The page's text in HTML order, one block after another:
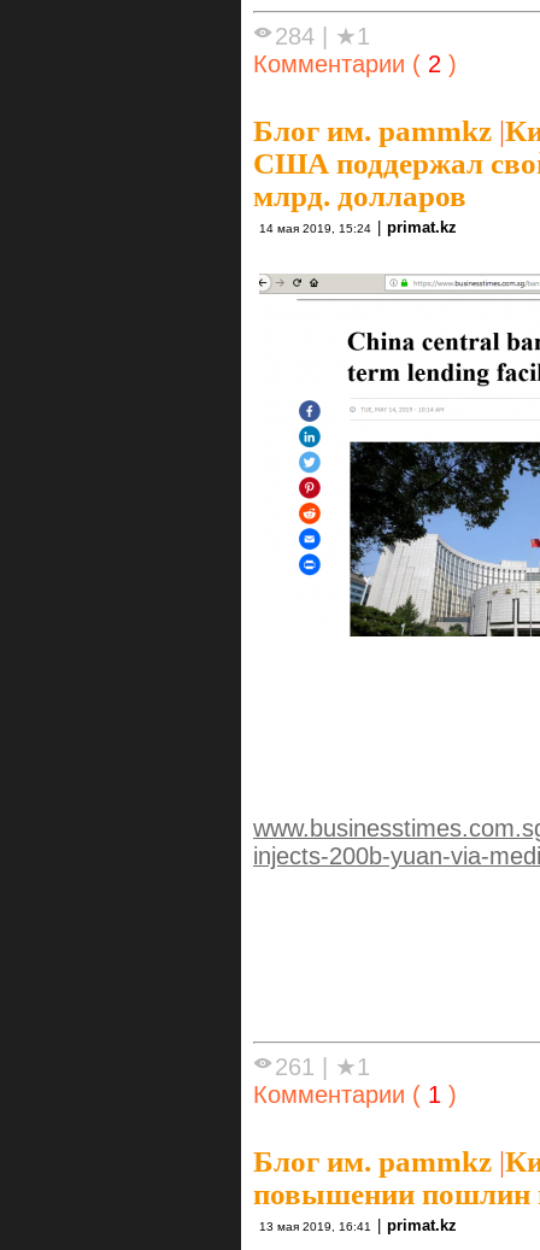
284 | ★1
Комментарии ( 2 )
Блог им. pammkz |
США поддержал
млрд. долларов
14 мая 2019, 15:24 | primat.kz
injects-200b-yuan-via-
261
★1
Комментарии ( 1 )
Блог им. pammkz |
повышении пошлин
13 мая 2019, 16:41 primat.kz